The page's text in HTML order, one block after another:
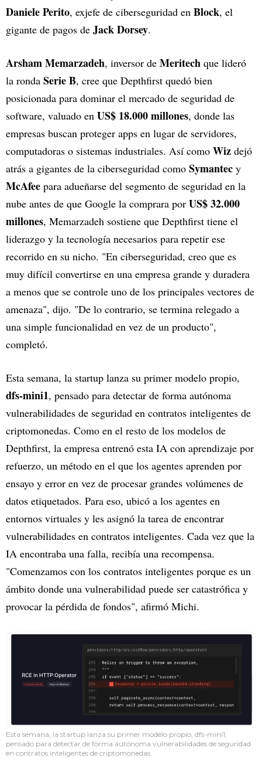
Daniele Perito, exjefe de ciberseguridad en Block, el
gigante de pagos de Jack Dorsey.
Arsham Memarzadeh, inversor de Meritech que lideró
la ronda Serie B, cree que Depthfirst quedó bien
posicionada para dominar el mercado de seguridad de
software, valuado en US$ 18.000 millones, donde las
empresas buscan proteger apps en lugar de servidores,
computadoras o sistemas industriales. Así como Wiz dejó
atrás a gigantes de la ciberseguridad como Symantec y
McAfee para adueñarse del segmento de seguridad en la
nube antes de que Google la comprara por US$ 32.000
millones, Memarzadeh sostiene que Depthfirst tiene el
liderazgo y la tecnología necesarios para repetir ese
recorrido en su nicho. "En ciberseguridad, creo que es
muy difícil convertirse en una empresa grande y duradera
a menos que se controle uno de los principales vectores de
amenaza", dijo. "De lo contrario, se termina relegado a
una simple funcionalidad en vez de un producto",
completó.
Esta semana, la startup lanza su primer modelo propio,
dfs-mini1, pensado para detectar de forma autónoma
vulnerabilidades de seguridad en contratos inteligentes de
criptomonedas. Como en el resto de los modelos de
Depthfirst, la empresa entrenó esta IA con aprendizaje por
refuerzo, un método en el que los agentes aprenden por
ensayo y error en vez de procesar grandes volúmenes de
datos etiquetados. Para eso, ubicó a los agentes en
entornos virtuales y les asignó la tarea de encontrar
vulnerabilidades en contratos inteligentes. Cada vez que la
IA encontraba una falla, recibía una recompensa.
"Comenzamos con los contratos inteligentes porque es un
ámbito donde una vulnerabilidad puede ser catastrófica y
provocar la pérdida de fondos", afirmó Michi.
Esta semana, la startup lanza su primer modelo propio, dfs-mini1,
pensado para detectar de forma autónoma vulnerabilidades de seguridad
en contratos inteligentes de criptomonedas.